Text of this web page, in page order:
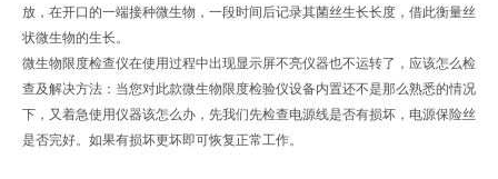
放，在开口的一端接种微生物，一段时间后记录其菌丝生长长度，借此衡量丝
状微生物的生长。
微生物限度检查仪在使用过程中出现显示屏不亮仪器也不运转了，应该怎么检
查及解决方法：当您对此款微生物限度检验仪设备内置还不是那么熟悉的情况
下，又着急使用仪器该怎么办，先我们先检查电源线是否有损坏，电源保险丝
是否完好。如果有损坏更坏即可恢复正常工作。